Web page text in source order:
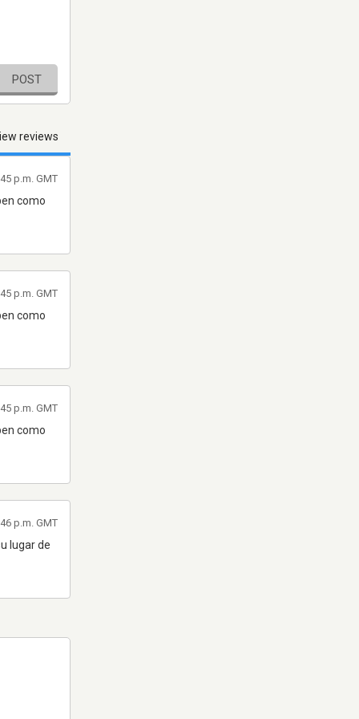
POST
reviews
como
p.m. GMT
como
p.m. GMT
como
p.m. GMT
lugar de
p.m. GMT